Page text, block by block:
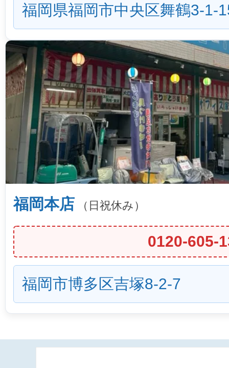
福岡県福岡市中央区舞鶴3-1-
福岡本店 （日祝休み）
0120-605-
福岡市博多区吉塚8-2-7